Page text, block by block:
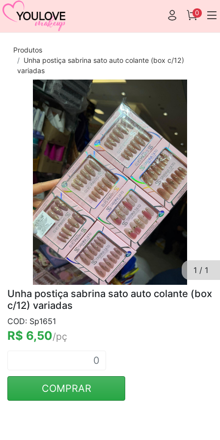
0
Produtos
Unha postiça sabrina sato auto colante (box c/12)
variadas
1 / 1
Unha postiça sabrina sato auto colante (box
c/12) variadas
COD: Sp1651
R$ 6,50/pç
COMPRAR